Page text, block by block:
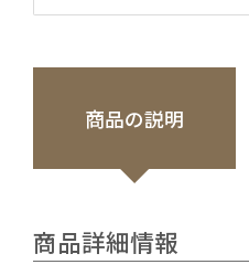
商品の説明
商品詳細情報